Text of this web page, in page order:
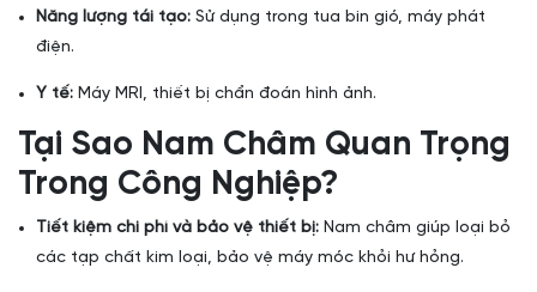
Năng lượng tái tạo: Sử dụng trong tua bin gió, máy phát
điện.
Y tế: Máy MRI, thiết bị chẩn đoán hình ảnh.
Tại Sao Nam Châm Quan Trọng
Trong Công Nghiệp?
Tiết kiệm chi phí và bảo vệ thiết bị: Nam châm giúp loại bỏ
các tạp chất kim loại, bảo vệ máy móc khỏi hư hỏng.